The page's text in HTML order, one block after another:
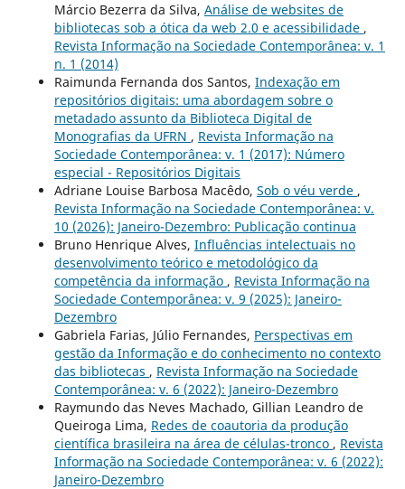
Márcio Bezerra da Silva, Análise de websites de
bibliotecas sob a ótica da web 2.0 e acessibilidade ,
Revista Informação na Sociedade Contemporânea: v. 1
n. 1 (2014)
Raimunda Fernanda dos Santos, Indexação em
repositórios digitais: uma abordagem sobre o
metadado assunto da Biblioteca Digital de
Monografias da UFRN , Revista Informação na
Sociedade Contemporânea: v. 1 (2017): Número
especial - Repositórios Digitais
Adriane Louise Barbosa Macêdo, Sob o véu verde ,
Revista Informação na Sociedade Contemporânea: v.
10 (2026): Janeiro-Dezembro: Publicação continua
Bruno Henrique Alves, Influências intelectuais no
desenvolvimento teórico e metodológico da
competência da informação , Revista Informação na
Sociedade Contemporânea: v. 9 (2025): Janeiro-
Dezembro
Gabriela Farias, Júlio Fernandes, Perspectivas em
gestão da Informação e do conhecimento no contexto
das bibliotecas , Revista Informação na Sociedade
Contemporânea: v. 6 (2022): Janeiro-Dezembro
Raymundo das Neves Machado, Gillian Leandro de
Queiroga Lima, Redes de coautoria da produção
científica brasileira na área de células-tronco , Revista
Informação na Sociedade Contemporânea: v. 6 (2022):
Janeiro-Dezembro